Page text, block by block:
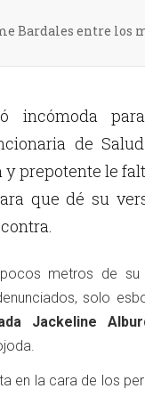
Bardales entre los
incómoda
de
y prepotente le
que dé su
metros de su
solo
Jackeline
en la cara de los